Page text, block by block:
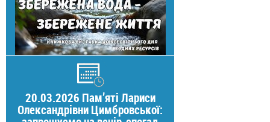
20.03.2026 Пам’яті Лариси
Олександрівни Цимбровської: